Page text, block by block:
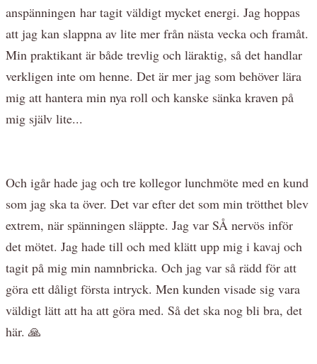
anspänningen har tagit väldigt mycket energi. Jag hoppas
att jag kan slappna av lite mer från nästa vecka och framåt.
Min praktikant är både trevlig och läraktig, så det handlar
verkligen inte om henne. Det är mer jag som behöver lära
mig att hantera min nya roll och kanske sänka kraven på
mig själv lite...
Och igår hade jag och tre kollegor lunchmöte med en kund
som jag ska ta över. Det var efter det som min trötthet blev
extrem, när spänningen släppte. Jag var SÅ nervös inför
det mötet. Jag hade till och med klätt upp mig i kavaj och
tagit på mig min namnbricka. Och jag var så rädd för att
göra ett dåligt första intryck. Men kunden visade sig vara
väldigt lätt att ha att göra med. Så det ska nog bli bra, det
här. 🙏